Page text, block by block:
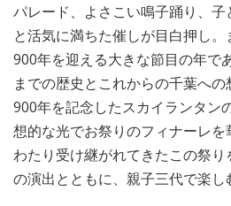
パレード、よさこい鳴子踊り、
と活気に満ちた催しが目白押し
900年を迎える大きな節目の年で
までの歴史とこれからの千葉へ
900年を記念したスカイランタン
想的な光でお祭りのフィナーレ
わたり受け継がれてきたこの祭
の演出とともに、親子三代で楽し